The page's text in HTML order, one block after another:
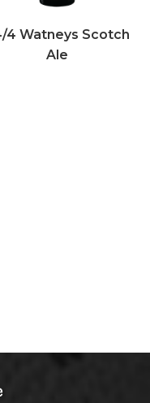
4 Watneys Scotch
Ale